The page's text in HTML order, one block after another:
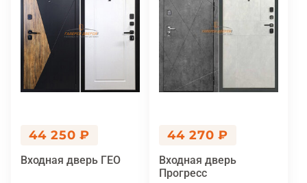
44 250 ₽
Входная дверь ГЕО
44 270 ₽
Входная дверь
Прогресс